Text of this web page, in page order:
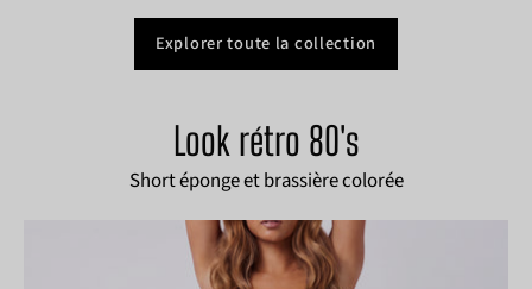
Explorer toute la collection
Look rétro 80's
Short éponge et brassière colorée
Afficher les produits